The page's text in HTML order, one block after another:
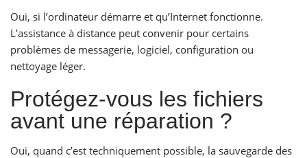
Oui, si l’ordinateur démarre et qu’Internet fonctionne.
L’assistance à distance peut convenir pour certains
problèmes de messagerie, logiciel, configuration ou
nettoyage léger.
Protégez-vous les fichiers
avant une réparation ?
Oui, quand c’est techniquement possible, la sauvegarde des